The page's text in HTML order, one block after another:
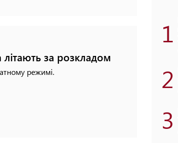
літають за розкладом
режимі.
1
2
3